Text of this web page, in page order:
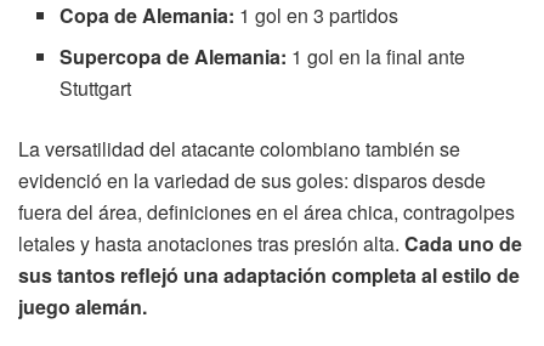
Copa de Alemania: 1 gol en 3 partidos
Supercopa de Alemania: 1 gol en la final ante
Stuttgart
La versatilidad del atacante colombiano también se
evidenció en la variedad de sus goles: disparos desde
fuera del área, definiciones en el área chica, contragolpes
letales y hasta anotaciones tras presión alta. Cada uno de
sus tantos reflejó una adaptación completa al estilo de
juego alemán.